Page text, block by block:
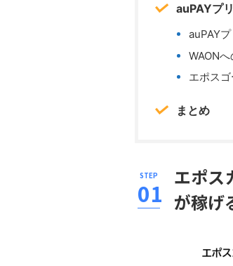
auPAYプ
auPAY
WAON
エポス
まとめ
エポス
が稼げ